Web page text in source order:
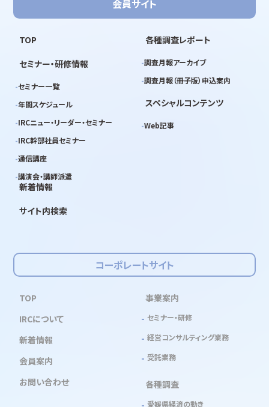
会員サイト
TOP
セミナー・研修情報
セミナー一覧
年間スケジュール
IRCニュー・リーダー・セミナー
IRC幹部社員セミナー
通信講座
講演会・講師派遣
各種調査レポート
調査月報アーカイブ
調査月報（冊子版）申込案内
スペシャルコンテンツ
Web記事
新着情報
サイト内検索
コーポレートサイト
TOP
IRCについて
新着情報
会員案内
お問い合わせ
事業案内
セミナー・研修
経営コンサルティング業務
受託業務
各種調査
愛媛県経済の動き